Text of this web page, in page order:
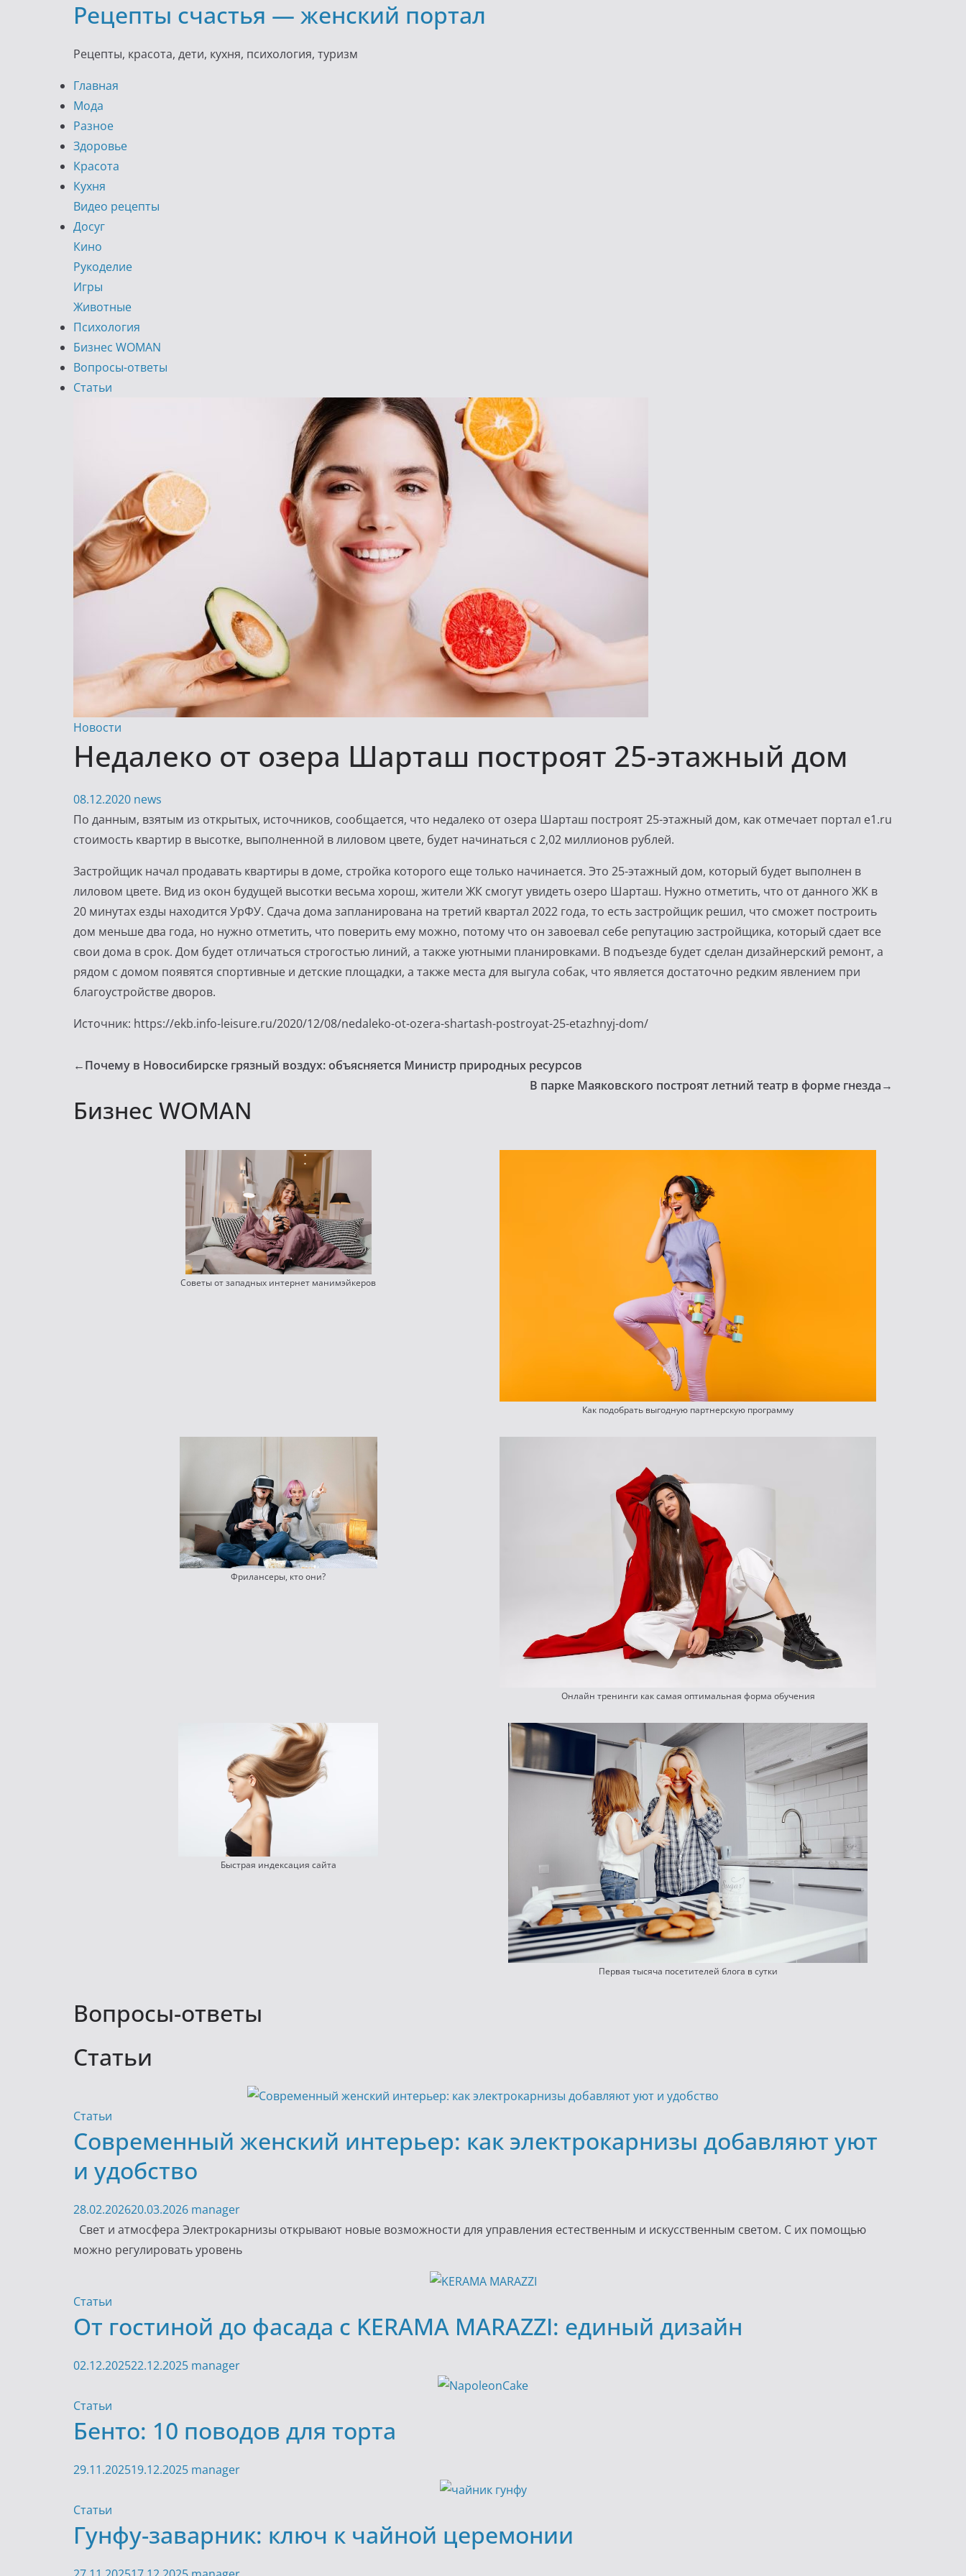
Рецепты счастья — женский портал
Рецепты, красота, дети, кухня, психология, туризм
Главная
Мода
Разное
Здоровье
Красота
Кухня
Видео рецепты
Досуг
Кино
Рукоделие
Игры
Животные
Психология
Бизнес WOMAN
Вопросы-ответы
Статьи
Новости
Недалеко от озера Шарташ построят 25-этажный дом
08.12.2020 news
По данным, взятым из открытых, источников, сообщается, что недалеко от озера Шарташ построят 25-этажный дом, как отмечает портал e1.ru
стоимость квартир в высотке, выполненной в лиловом цвете, будет начинаться с 2,02 миллионов рублей.
Застройщик начал продавать квартиры в доме, стройка которого еще только начинается. Это 25-этажный дом, который будет выполнен в
лиловом цвете. Вид из окон будущей высотки весьма хорош, жители ЖК смогут увидеть озеро Шарташ. Нужно отметить, что от данного ЖК в
20 минутах езды находится УрФУ. Сдача дома запланирована на третий квартал 2022 года, то есть застройщик решил, что сможет построить
дом меньше два года, но нужно отметить, что поверить ему можно, потому что он завоевал себе репутацию застройщика, который сдает все
свои дома в срок. Дом будет отличаться строгостью линий, а также уютными планировками. В подъезде будет сделан дизайнерский ремонт, а
рядом с домом появятся спортивные и детские площадки, а также места для выгула собак, что является достаточно редким явлением при
благоустройстве дворов.
Источник: https://ekb.info-leisure.ru/2020/12/08/nedaleko-ot-ozera-shartash-postroyat-25-etazhnyj-dom/
←Почему в Новосибирске грязный воздух: объясняется Министр природных ресурсов
В парке Маяковского построят летний театр в форме гнезда→
Бизнес WOMAN
Советы от западных интернет манимэйкеров
Как подобрать выгодную партнерскую программу
Фрилансеры, кто они?
Онлайн тренинги как самая оптимальная форма обучения
Быстрая индексация сайта
Первая тысяча посетителей блога в сутки
Вопросы-ответы
Статьи
Статьи
Современный женский интерьер: как электрокарнизы добавляют уют
и удобство
28.02.202620.03.2026 manager
Свет и атмосфера Электрокарнизы открывают новые возможности для управления естественным и искусственным светом. С их помощью
можно регулировать уровень
Статьи
От гостиной до фасада с KERAMA MARAZZI: единый дизайн
02.12.202522.12.2025 manager
Статьи
Бенто: 10 поводов для торта
29.11.202519.12.2025 manager
Статьи
Гунфу-заварник: ключ к чайной церемонии